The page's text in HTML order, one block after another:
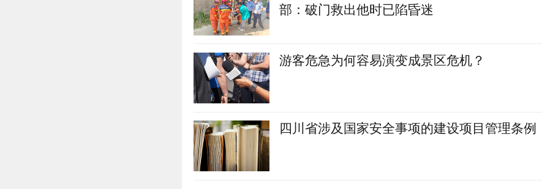
部：破门救出他时已陷昏迷
游客危急为何容易演变成景区危机？
四川省涉及国家安全事项的建设项目管理条例